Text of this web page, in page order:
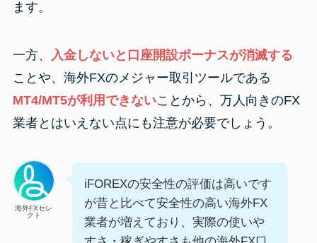
ます。
一方、
入金しないと口座開設ボーナスが消滅する
ことや、海外FXのメジャー取引ツールである
MT4/MT5が利用できないことから、万人向きのFX
業者とはいえない点にも注意が必要でしょう。
海外FXセレ
クト
iFOREXの安全性の評価は高いです
が昔と比べて安全性の高い海外FX
業者が増えており、実際の使いや